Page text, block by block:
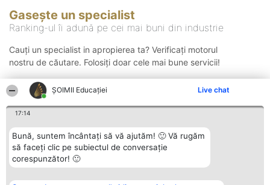
ȘOIMII Educației Live chat
17:14
Bună, suntem încântați să vă ajutăm! 🙂 Vă rugăm
să faceți clic pe subiectul de conversație
corespunzător! 🙂
Gasește un specialist
Ranking-ul îi adună pe cei mai buni din industrie
Cauți un specialist in apropierea ta? Verificați motorul
nostru de căutare. Folosiți doar cele mai bune servicii!